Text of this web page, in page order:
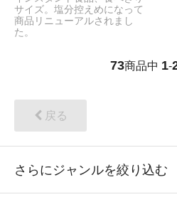
サイズ。塩分控えめになって
商品リニューアルされまし
た。
73商品中 1-
戻る
さらにジャンルを絞り込む